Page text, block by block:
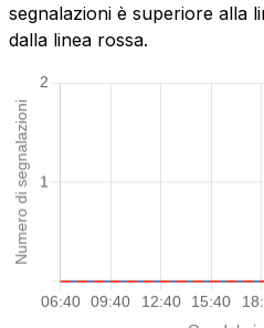
segnalazioni è superiore alla
dalla linea rossa.